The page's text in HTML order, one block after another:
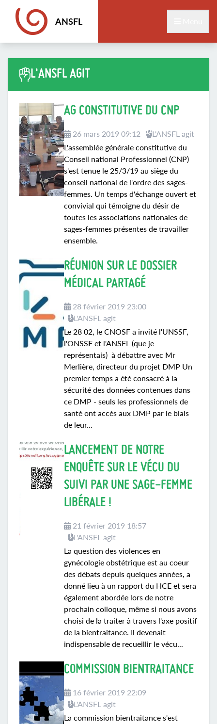
ANSFL
L'ANSFL AGIT
AG CONSTITUTIVE DU CNP
26 mars 2019 09:12
L'ANSFL agit
L'assemblée générale constitutive du
Conseil national Professionnel (CNP)
s'est tenue le 25/3/19 au siège du
conseil national de l'ordre des sages-
femmes. Un temps d'échange ouvert et
convivial qui témoigne du désir de
toutes les associations nationales de
sages-femmes présentes de travailler
ensemble.
RÉUNION SUR LE DOSSIER
MÉDICAL PARTAGÉ
28 février 2019 23:00
L'ANSFL agit
Le 28 02, le CNOSF a invité l'UNSSF,
l'ONSSF et l'ANSFL (que je
représentais) à débattre avec Mr
Merlière, directeur du projet DMP Un
premier temps a été consacré à la
sécurité des données contenues dans
ce DMP - seuls les professionnels de
santé ont accès aux DMP par le biais
de leur...
LANCEMENT DE NOTRE
ENQUÊTE SUR LE VÉCU DU
SUIVI PAR UNE SAGE-FEMME
LIBÉRALE !
21 février 2019 18:57
L'ANSFL agit
La question des violences en
gynécologie obstétrique est au coeur
des débats depuis quelques années, a
donné lieu à un rapport du HCE et sera
également abordée lors de notre
prochain colloque, même si nous avons
choisi de la traiter à travers l'axe positif
de la bientraitance. Il devenait
indispensable de recueillir le vécu...
COMMISSION BIENTRAITANCE
16 février 2019 22:09
L'ANSFL agit
La commission bientraitance s'est